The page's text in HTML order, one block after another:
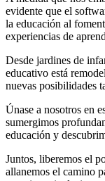
evidente que el
la educación al
experiencias de
Desde jardines de
educativo está
nuevas posibilidades
Únase a nosotros en
sumergimos
educación y
Juntos, liberemos el
allanemos el camino